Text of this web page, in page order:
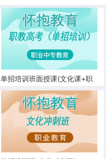
单招培训班面授课(文化课+职
业技能)